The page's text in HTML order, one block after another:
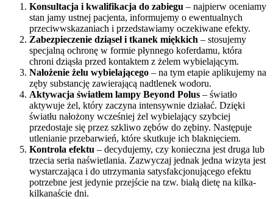
Konsultacja i kwalifikacja do zabiegu – najpierw oceniamy
stan jamy ustnej pacjenta, informujemy o ewentualnych
przeciwwskazaniach i przedstawiamy oczekiwane efekty.
Zabezpieczenie dziąseł i tkanek miękkich – stosujemy
specjalną ochronę w formie płynnego koferdamu, która
chroni dziąsła przed kontaktem z żelem wybielającym.
Nałożenie żelu wybielającego – na tym etapie aplikujemy na
zęby substancję zawierającą nadtlenek wodoru.
Aktywacja światłem lampy Beyond Polus – światło
aktywuje żel, który zaczyna intensywnie działać. Dzięki
światłu nałożony wcześniej żel wybielający szybciej
przedostaje się przez szkliwo zębów do zębiny. Następuje
utlenianie przebarwień, które skutkuje ich blaknięciem.
Kontrola efektu – decydujemy, czy konieczna jest druga lub
trzecia seria naświetlania. Zazwyczaj jednak jedna wizyta jest
wystarczająca i do utrzymania satysfakcjonującego efektu
potrzebne jest jedynie przejście na tzw. białą dietę na kilka-
kilkanaście dni.